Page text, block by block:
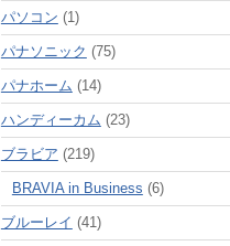
パソコン (1)
パナソニック (75)
パナホーム (14)
ハンディーカム (23)
ブラビア (219)
BRAVIA in Business (6)
ブルーレイ (41)